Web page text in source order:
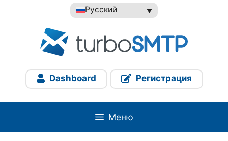
содержимому
Русский
Dashboard Регистрация
Меню